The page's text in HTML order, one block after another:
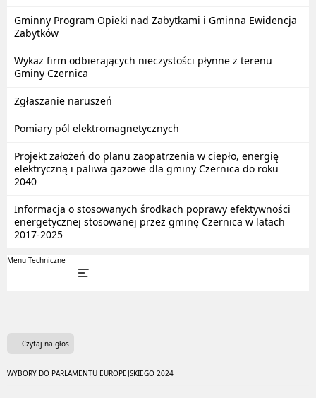
Gminny Program Opieki nad Zabytkami i Gminna Ewidencja
Zabytków
Wykaz firm odbierających nieczystości płynne z terenu
Gminy Czernica
Zgłaszanie naruszeń
Pomiary pól elektromagnetycznych
Projekt założeń do planu zaopatrzenia w ciepło, energię
elektryczną i paliwa gazowe dla gminy Czernica do roku
2040
Informacja o stosowanych środkach poprawy efektywności
energetycznej stosowanej przez gminę Czernica w latach
2017-2025
Menu Techniczne
Czytaj na głos
WYBORY DO PARLAMENTU EUROPEJSKIEGO 2024